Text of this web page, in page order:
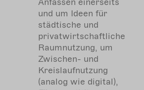
und um Ideen für
städtische und
privatwirtschaftliche
Raumnutzung, um
Zwischen- und
Kreislaufnutzung
(analog wie digital),